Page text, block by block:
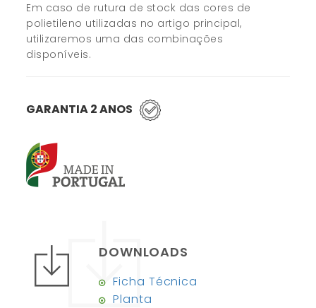
Em caso de rutura de stock das cores de
polietileno utilizadas no artigo principal,
utilizaremos uma das combinações
disponíveis.
GARANTIA 2 ANOS
DOWNLOADS
Ficha Técnica
Planta